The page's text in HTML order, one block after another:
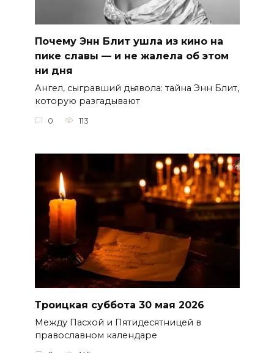
Почему Энн Блит ушла из кино на
пике славы — и не жалела об этом
ни дня
Ангел, сыгравший дьявола: тайна Энн Блит,
которую разгадывают
0 113
Троицкая суббота 30 мая 2026
Между Пасхой и Пятидесятницей в
православном календаре